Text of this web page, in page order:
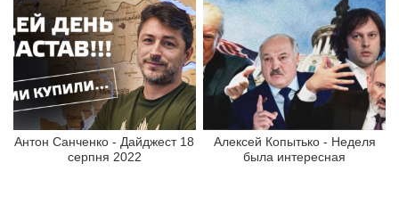
Антон Санченко - Дайджест 18
серпня 2022
Алексей Копытько - Неделя
была интересная